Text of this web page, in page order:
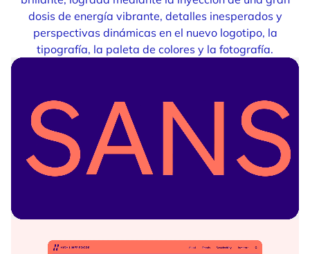
dosis de energía vibrante, detalles inesperados y
perspectivas dinámicas en el nuevo logotipo, la
tipografía, la paleta de colores y la fotografía.